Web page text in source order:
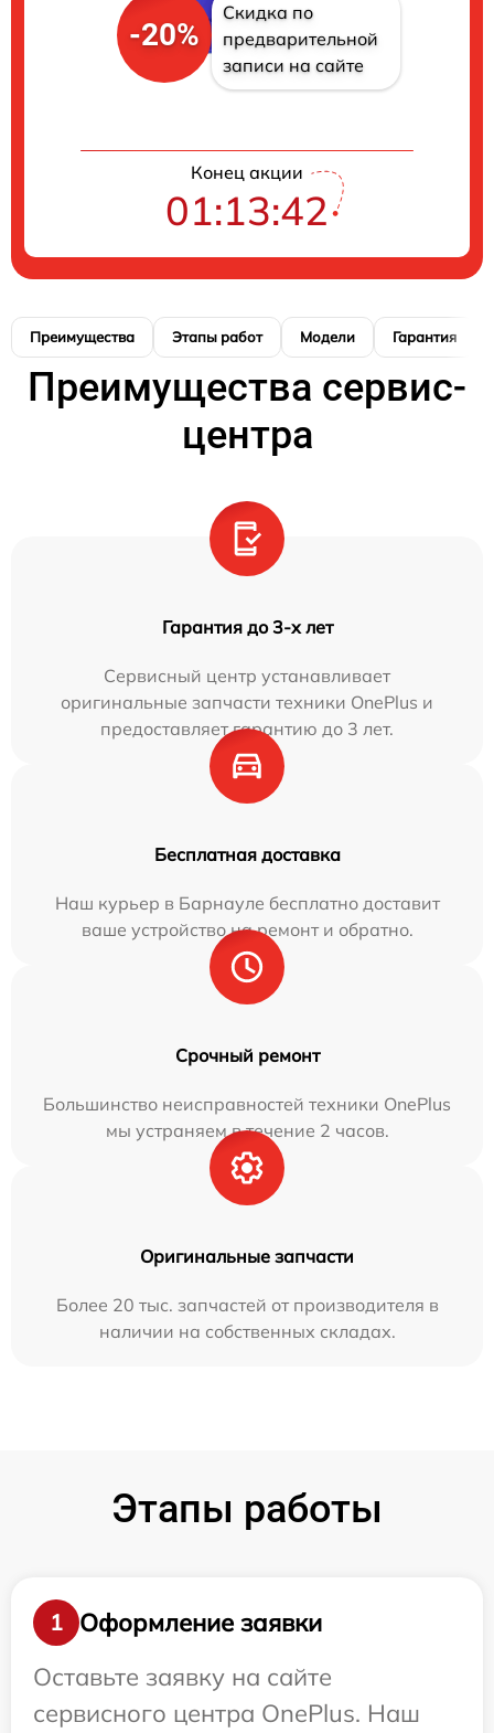
-20%
Скидка по
предварительной
записи на сайте
Конец акции
01:13:41
Преимущества Этапы работ Модели Гарантия
Преимущества сервис-
центра
Гарантия до 3-х лет
Сервисный центр устанавливает
оригинальные запчасти техники OnePlus и
предоставляет гарантию до 3 лет.
Бесплатная доставка
Наш курьер в Барнауле бесплатно доставит
ваше устройство на ремонт и обратно.
Срочный ремонт
Большинство неисправностей техники OnePlus
мы устраняем в течение 2 часов.
Оригинальные запчасти
Более 20 тыс. запчастей от производителя в
наличии на собственных складах.
Этапы работы
1
Оформление заявки
Оставьте заявку на сайте
сервисного центра OnePlus. Наш